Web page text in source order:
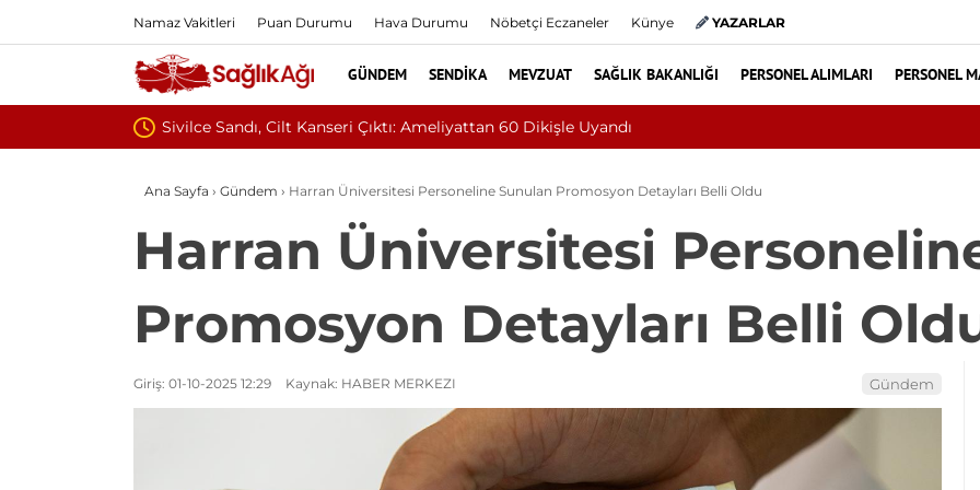
Namaz Vakitleri Puan Durumu Hava Durumu Nöbetçi Eczaneler Künye YAZARLAR
GÜNDEM SENDIKA MEVZUAT SAĞLIK BAKANLIĞI PERSONEL ALIMLARI PERSONEL
Baş Dönmesiyle Gitti, Dünyada 68. Bundgaard Sendromu Vakası Oldu
Ana Sayfa › Gündem › Harran Üniversitesi Personeline Sunulan Promosyon Detayları Belli Oldu
Harran Üniversitesi
Promosyon Detayları Belli
Giriş: 01-10-2025 12:29 Kaynak: HABER MERKEZI Gündem